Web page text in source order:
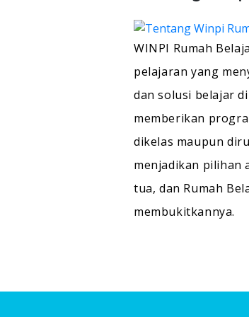
WINPI Rumah
pelajaran yang
dan solusi belajar
memberikan
dikelas maupun
menjadikan pilihan
tua, dan Rumah
membukitkannya.